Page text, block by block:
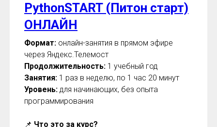
PythonSTART (Питон старт)
ОНЛАЙН
Формат: онлайн-занятия в прямом эфире
через Яндекс.Телемост
Продолжительность: 1 учебный год
Занятия: 1 раз в неделю, по 1 час 20 минут
Уровень: для начинающих, без опыта
программирования
📌 Что это за курс?